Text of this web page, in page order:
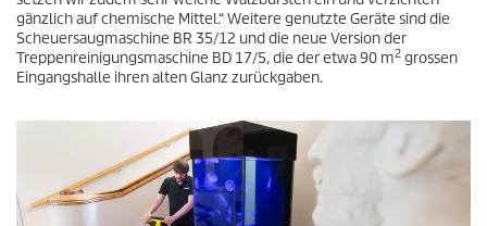
gänzlich auf chemische Mittel.“ Weitere genutzte Geräte sind die
Scheuersaugmaschine BR 35/12 und die neue Version der
Treppenreinigungsmaschine BD 17/5, die der etwa 90 m2 grossen
Eingangshalle ihren alten Glanz zurückgaben.